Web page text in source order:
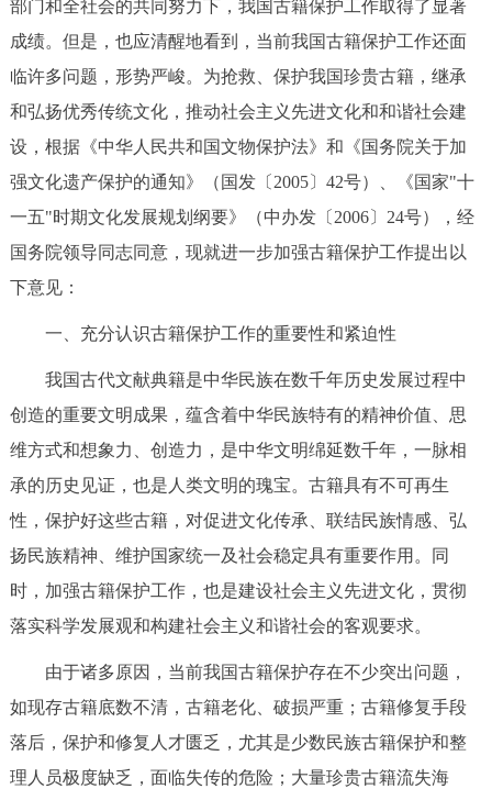
部门和全社会的共同努力下，我国古籍保护工作取得了显著
成绩。但是，也应清醒地看到，当前我国古籍保护工作还面
临许多问题，形势严峻。为抢救、保护我国珍贵古籍，继承
和弘扬优秀传统文化，推动社会主义先进文化和和谐社会建
设，根据《中华人民共和国文物保护法》和《国务院关于加
强文化遗产保护的通知》（国发〔2005〕42号）、《国家"十
一五"时期文化发展规划纲要》（中办发〔2006〕24号），经
国务院领导同志同意，现就进一步加强古籍保护工作提出以
下意见：
一、充分认识古籍保护工作的重要性和紧迫性
我国古代文献典籍是中华民族在数千年历史发展过程中
创造的重要文明成果，蕴含着中华民族特有的精神价值、思
维方式和想象力、创造力，是中华文明绵延数千年，一脉相
承的历史见证，也是人类文明的瑰宝。古籍具有不可再生
性，保护好这些古籍，对促进文化传承、联结民族情感、弘
扬民族精神、维护国家统一及社会稳定具有重要作用。同
时，加强古籍保护工作，也是建设社会主义先进文化，贯彻
落实科学发展观和构建社会主义和谐社会的客观要求。
由于诸多原因，当前我国古籍保护存在不少突出问题，
如现存古籍底数不清，古籍老化、破损严重；古籍修复手段
落后，保护和修复人才匮乏，尤其是少数民族古籍保护和整
理人员极度缺乏，面临失传的危险；大量珍贵古籍流失海